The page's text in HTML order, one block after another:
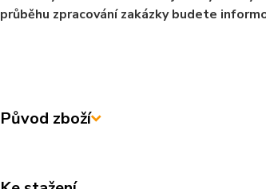
průběhu zpracování zakázky budete
Původ zboží